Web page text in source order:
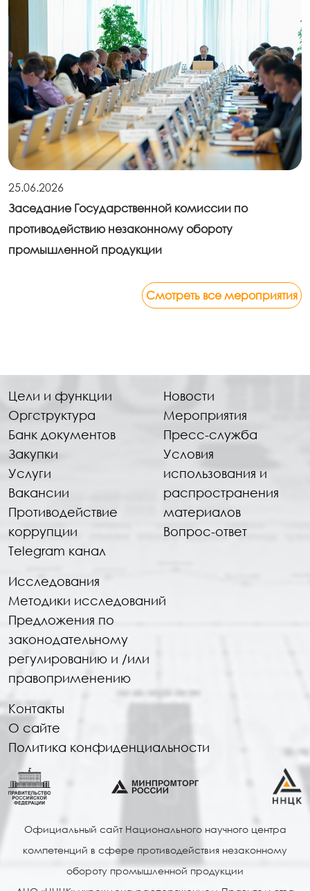
25.06.2026
Заседание Государственной комиссии по
противодействию незаконному обороту
промышленной продукции
Смотреть все мероприятия
Цели и функции
Оргструктура
Банк документов
Закупки
Услуги
Вакансии
Противодействие
коррупции
Telegram канал
Новости
Мероприятия
Пресс-служба
Условия
использования и
распространения
материалов
Вопрос-ответ
Исследования
Методики исследований
Предложения по
законодательному
регулированию и /или
правоприменению
Контакты
О сайте
Политика конфиденциальности
Официальный сайт Национального научного центра
компетенций в сфере противодействия незаконному
обороту промышленной продукции